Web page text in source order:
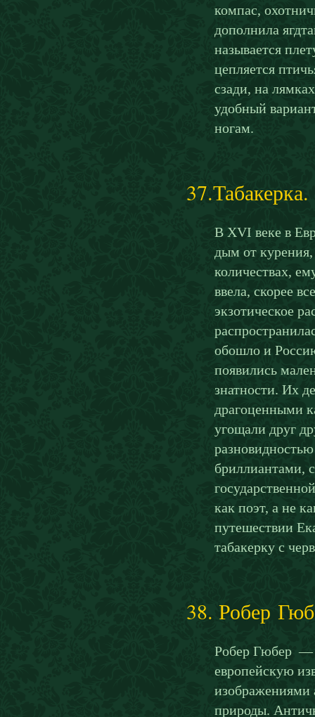
компас,
дополнила
называется
цепляется
сзади, на
удобный
ногам.
37.Табакерка.
В XVI веке в
дым от
количествах,
ввела, скорее
экзотическое
обошло и
появились
знатности. Их
драгоценными
угощали друг
бриллиантами,
как поэт, а не
путешествии
табакерку с
38. Робер
Робер Гюбер —
европейскую
изображениями
природы.